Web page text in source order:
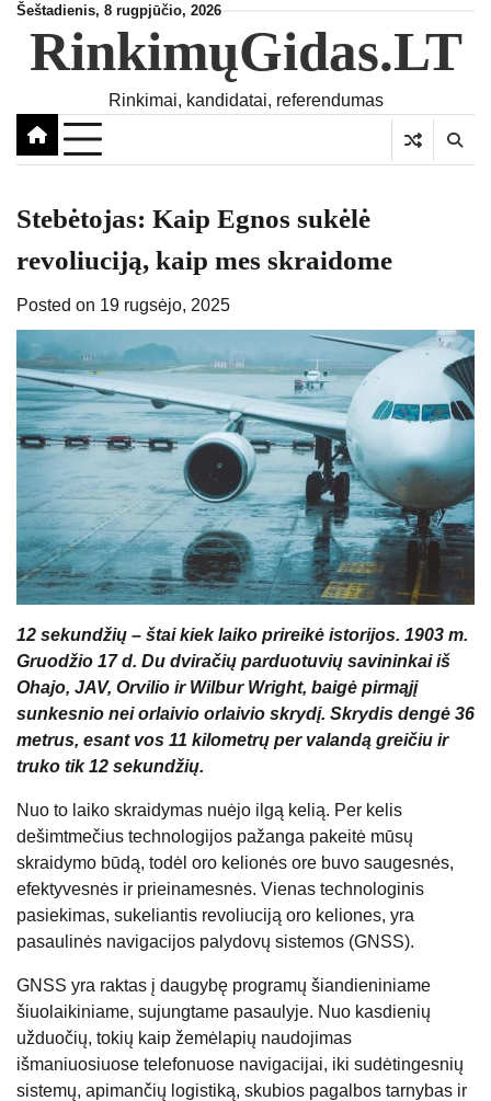
Skip
content
Šeštadienis, 8 rugpjūčio, 2026
RinkimųGidas.LT
Rinkimai, kandidatai, referendumas
Stebėtojas: Kaip Egnos sukėlė
revoliuciją, kaip mes skraidome
Posted on 19 rugsėjo, 2025
12 sekundžių – štai kiek laiko prireikė istorijos. 1903 m.
Gruodžio 17 d. Du dviračių parduotuvių savininkai iš
Ohajo, JAV, Orvilio ir Wilbur Wright, baigė pirmąjį
sunkesnio nei orlaivio orlaivio skrydį. Skrydis dengė 36
metrus, esant vos 11 kilometrų per valandą greičiu ir
truko tik 12 sekundžių.
Nuo to laiko skraidymas nuėjo ilgą kelią. Per kelis
dešimtmečius technologijos pažanga pakeitė mūsų
skraidymo būdą, todėl oro kelionės ore buvo saugesnės,
efektyvesnės ir prieinamesnės. Vienas technologinis
pasiekimas, sukeliantis revoliuciją oro keliones, yra
pasaulinės navigacijos palydovų sistemos (GNSS).
GNSS yra raktas į daugybę programų šiandieniniame
šiuolaikiniame, sujungtame pasaulyje. Nuo kasdienių
užduočių, tokių kaip žemėlapių naudojimas
išmaniuosiuose telefonuose navigacijai, iki sudėtingesnių
sistemų, apimančių logistiką, skubios pagalbos tarnybas ir